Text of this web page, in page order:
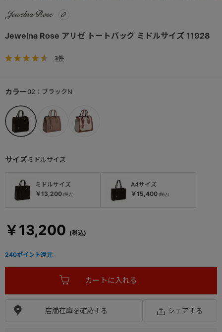
Jewelna Rose アリゼ トートバッグ ミドルサイズ 11928
3件
￥13,200
サイズミドルサイズ
ミドルサイズ
￥13,200
A4サイズ
￥15,400
カラー02：ブラックN
店舗在庫を確認する シェアする
240ポイント還元